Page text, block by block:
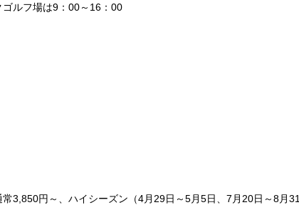
ルフ場は9：00～16：00
常3,850円～、ハイシーズン（4月29日～5月5日、7月20日～8月31